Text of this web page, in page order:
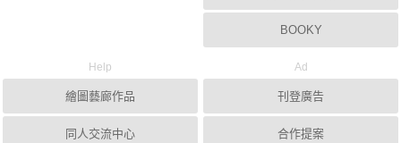
BOOKY
Help
繪圖藝廊作品
同人交流中心
Ad
刊登廣告
合作提案